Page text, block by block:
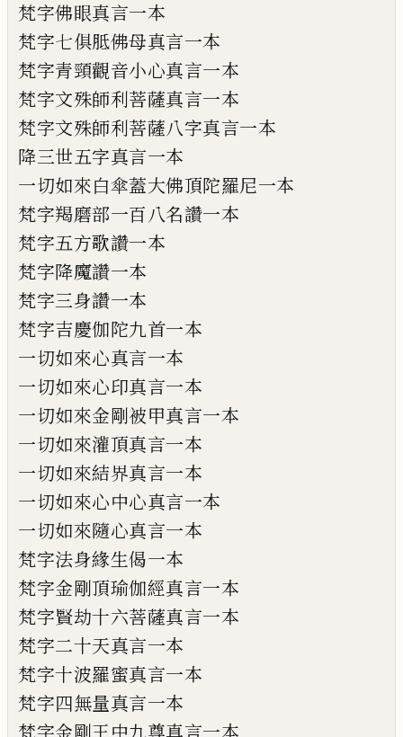
梵字佛眼真言一本
梵字七俱胝佛母真言一本
梵字青頸觀音小心真言一本
梵字文殊師利菩薩真言一本
梵字文殊師利菩薩八字真言一本
降三世五字真言一本
一切如來白傘蓋大佛頂陀羅尼一本
梵字羯磨部一百八名讚一本
梵字五方歌讚一本
梵字降魔讚一本
梵字三身讚一本
梵字吉慶伽陀九首一本
一切如來心真言一本
一切如來心印真言一本
一切如來金剛被甲真言一本
一切如來灌頂真言一本
一切如來結界真言一本
一切如來心中心真言一本
一切如來隨心真言一本
梵字法身緣生偈一本
梵字金剛頂瑜伽經真言一本
梵字賢劫十六菩薩真言一本
梵字二十天真言一本
梵字十波羅蜜真言一本
梵字四無量真言一本
梵字金剛王中九尊真言一本